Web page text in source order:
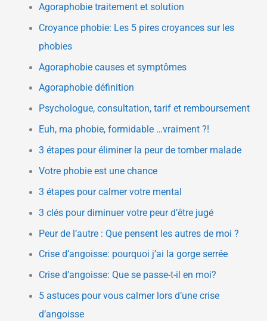
Agoraphobie traitement et solution
Croyance phobie: Les 5 pires croyances sur les
phobies
Agoraphobie causes et symptômes
Agoraphobie définition
Psychologue, consultation, tarif et remboursement
Euh, ma phobie, formidable …vraiment ?!
3 étapes pour éliminer la peur de tomber malade
Votre phobie est une chance
3 étapes pour calmer votre mental
3 clés pour diminuer votre peur d’être jugé
Peur de l’autre : Que pensent les autres de moi ?
Crise d’angoisse: pourquoi j’ai la gorge serrée
Crise d’angoisse: Que se passe-t-il en moi?
5 astuces pour vous calmer lors d’une crise
d’angoisse